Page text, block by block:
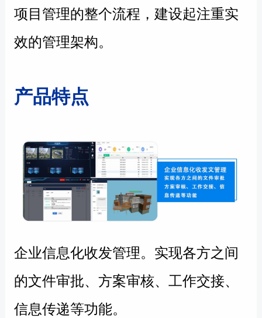
项目管理的整个流程，建设起注重实
效的管理架构。
产品特点
企业信息化收发管理。 实现各方之间
的文件审批、方案审核、工作交接、
信息传递等功能。